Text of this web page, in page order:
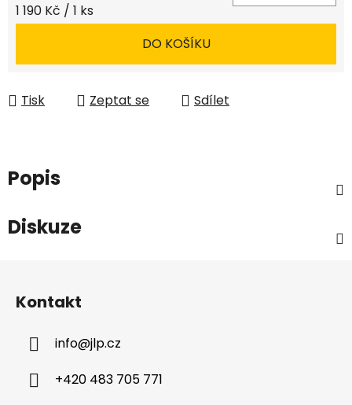
Měrná cena:
1 190 Kč / 1 ks
DO KOŠÍKU
Tisk Zeptat se Sdílet
Popis
Diskuze
Kontakt
info@jlp.cz
+420 483 705 771